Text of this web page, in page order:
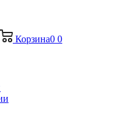
Корзина0 0